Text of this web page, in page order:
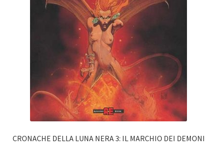
CRONACHE DELLA LUNA NERA 3: IL MARCHIO DEI DEMONI